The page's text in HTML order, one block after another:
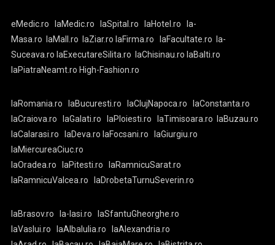
eMedic.ro laMedic.ro laSpital.ro laHotel.ro
la-
Masa.ro
laMall.ro laZiar.ro laFirma.ro laFacultate.ro
la-
Suceava.ro laExecutareSilita.ro laChisinau.ro laBalti.ro
laPiatraNeamt.ro High-Fashion.ro
laRomania.ro laBucuresti.ro laClujNapoca.ro
laConstanta.ro
laCraiova.ro
laGalati.ro laPloiesti.ro laTimisoara.ro
laBuzau.ro
laCalarasi.ro
laDeva.ro laFocsani.ro
laGiurgiu.ro
laMiercureaCiuc.ro
laOradea.ro
laPitesti.ro
laRamnicuSarat.ro
laRamnicuValcea.ro
laDrobetaTurnuSeverin.ro
laBrasov.ro la-Iasi.ro
laSfantuGheorghe.ro
laVaslui.ro
laAlbaIulia.ro
laAlexandria.ro